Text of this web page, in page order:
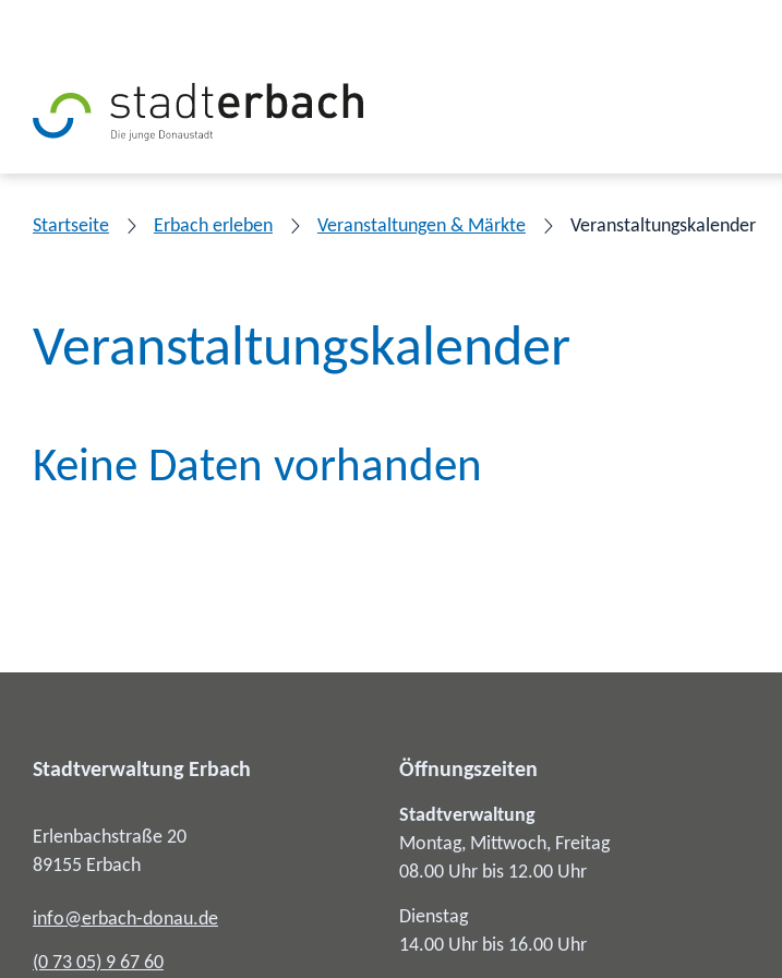
Startseite Erbach erleben Veranstaltungen & Märkte Veranstaltungskalender
Veranstaltungskalender
Keine Daten vorhanden
Stadtverwaltung Erbach
Erlenbachstraße 20
89155 Erbach
info@erbach-donau.de
(0 73 05) 9 67 60
Öffnungszeiten
Stadtverwaltung
Montag, Mittwoch, Freitag
08.00 Uhr bis 12.00 Uhr
Dienstag
14.00 Uhr bis 16.00 Uhr